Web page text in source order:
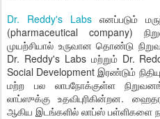
Dr. Reddy's Labs எனப்படும்
(pharmaceutical company)
முயற்சியால் உருவான தொண்டு
Dr. Reddy's Labs மற்றும் Dr.
Social Development இரண்டும்
மற்ற பல லாபநோக்குள்ள
லாப்ஸுக்கு உதவிபுரிகின்றன.
ஆகிய இடங்களில் லாப்ஸ் பள்ளிகளை